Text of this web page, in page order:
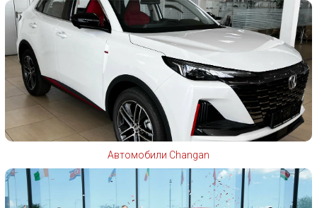
Автомобили Changan